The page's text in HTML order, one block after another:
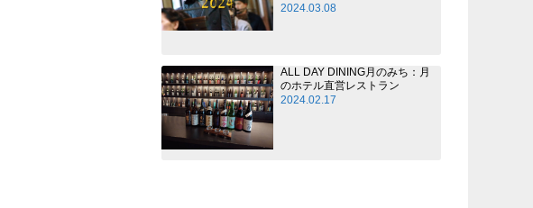
2024.03.08
ALL DAY DINING月のみち：月
のホテル直営レストラン
2024.02.17